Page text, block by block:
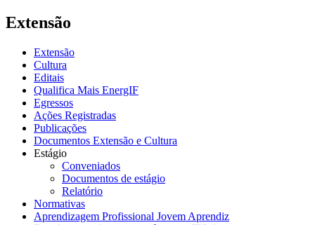
Extensão
Extensão
Cultura
Editais
Qualifica Mais EnergIF
Egressos
Ações Registradas
Publicações
Documentos Extensão e Cultura
Estágio
Conveniados
Documentos de estágio
Relatório
Normativas
Aprendizagem Profissional Jovem Aprendiz